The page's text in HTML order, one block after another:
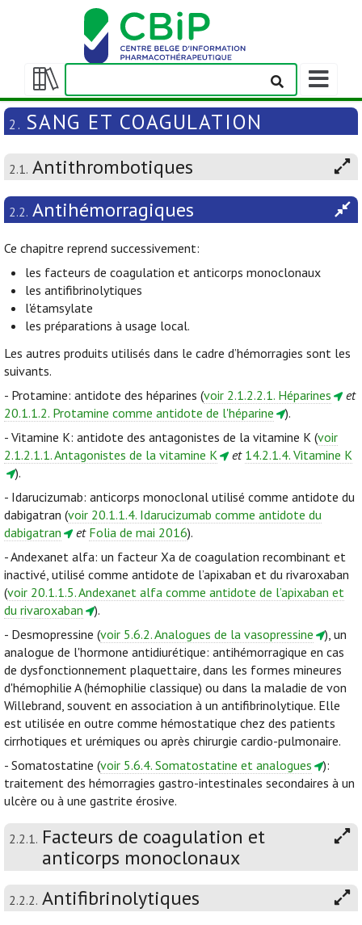
Afficher/masquer
la
table
matières
Afficher/
la
barre
navigation
2. SANG ET COAGULATION
2.1. Antithrombotiques
2.2. Antihémorragiques
Ce chapitre reprend successivement:
les facteurs de coagulation et anticorps monoclonaux
les antifibrinolytiques
l'étamsylate
les préparations à usage local.
Les autres produits utilisés dans le cadre d’hémorragies sont les
suivants.
- Protamine: antidote des héparines (voir 2.1.2.2.1. Héparines
et
20.1.1.2. Protamine comme antidote de l'héparine
).
- Vitamine K: antidote des antagonistes de la vitamine K (voir
2.1.2.1.1. Antagonistes de la vitamine K
et 14.2.1.4. Vitamine K
).
- Idarucizumab: anticorps monoclonal utilisé comme antidote du
dabigatran (voir 20.1.1.4. Idarucizumab comme antidote du
dabigatran
et Folia de mai 2016).
- Andexanet alfa: un facteur Xa de coagulation recombinant et
inactivé, utilisé comme antidote de l’apixaban et du rivaroxaban
(voir 20.1.1.5. Andexanet alfa comme antidote de l’apixaban et
du rivaroxaban
).
- Desmopressine (voir 5.6.2. Analogues de la vasopressine
), un
analogue de l'hormone antidiurétique: antihémorragique en cas
de dysfonctionnement plaquettaire, dans les formes mineures
d'hémophilie A (hémophilie classique) ou dans la maladie de von
Willebrand, souvent en association à un antifibrinolytique. Elle
est utilisée en outre comme hémostatique chez des patients
cirrhotiques et urémiques ou après chirurgie cardio-pulmonaire.
- Somatostatine (voir 5.6.4. Somatostatine et analogues
):
traitement des hémorragies gastro-intestinales secondaires à un
ulcère ou à une gastrite érosive.
2.2.1. Facteurs de coagulation et
anticorps monoclonaux
2.2.2. Antifibrinolytiques